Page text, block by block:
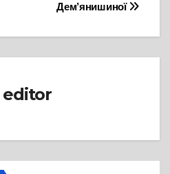
Дем’янишиної
editor